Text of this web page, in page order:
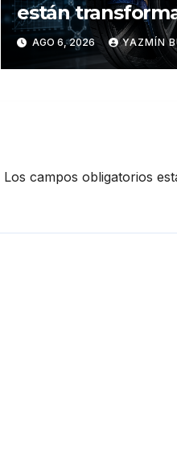
están
industria de los
redefinen el
movilidad
AGO 6, 2026 YAZMÍN
Los campos obligatorios